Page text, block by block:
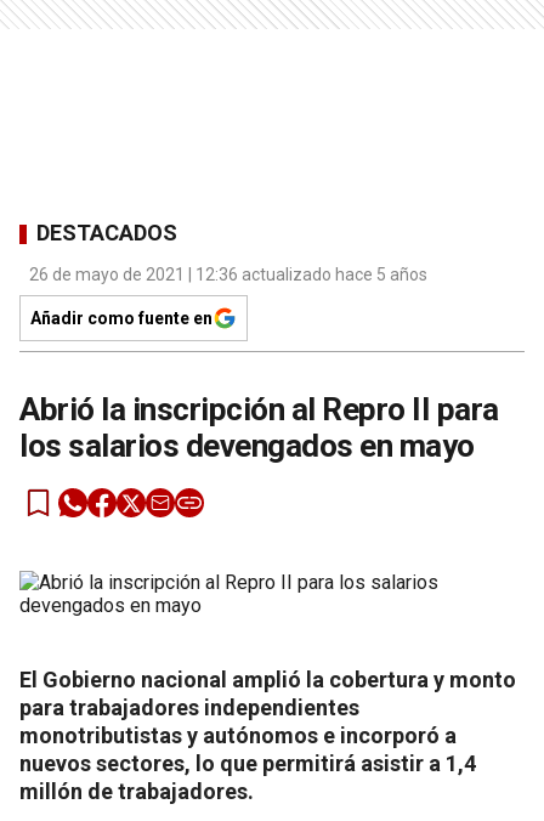
DESTACADOS
26 de mayo de 2021 | 12:36 actualizado hace 5 años
Añadir como fuente en
Abrió la inscripción al Repro II para
los salarios devengados en mayo
El Gobierno nacional amplió la cobertura y monto
para trabajadores independientes
monotributistas y autónomos e incorporó a
nuevos sectores, lo que permitirá asistir a 1,4
millón de trabajadores.